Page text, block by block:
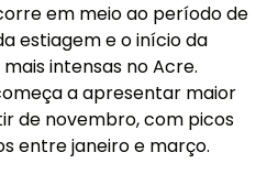
em meio ao período de
estiagem e o início da
intensas no Acre.
a apresentar maior
de novembro, com picos
entre janeiro e março.